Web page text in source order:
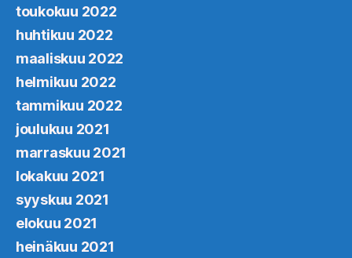
toukokuu 2022
huhtikuu 2022
maaliskuu 2022
helmikuu 2022
tammikuu 2022
joulukuu 2021
marraskuu 2021
lokakuu 2021
syyskuu 2021
elokuu 2021
heinäkuu 2021